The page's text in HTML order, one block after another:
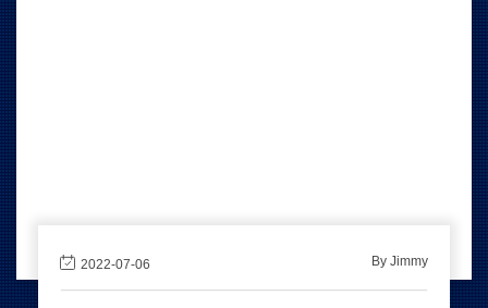
2022-07-06 By Jimmy